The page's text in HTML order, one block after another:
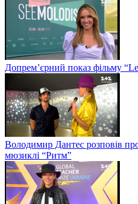
Допрем’єрний показ фільму
Володимир Дантес розповів
мюзиклі “Ритм”